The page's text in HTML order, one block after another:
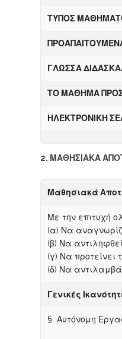
ΤΥΠΟΣ
Π
ΓΛΩΣΣΑ
ΤΟ ΜΑΘΗΜΑ
ΗΛΕΚΤΡΟΝΙΚΗ
2. ΜΑΘΗΣΙΑΚΑ
Μαθησιακά
Με την επιτυχή
(α) Να
(β) Να
(γ) Να προτείνει
(δ) Να
Γενικές
§ Αυτόνομη